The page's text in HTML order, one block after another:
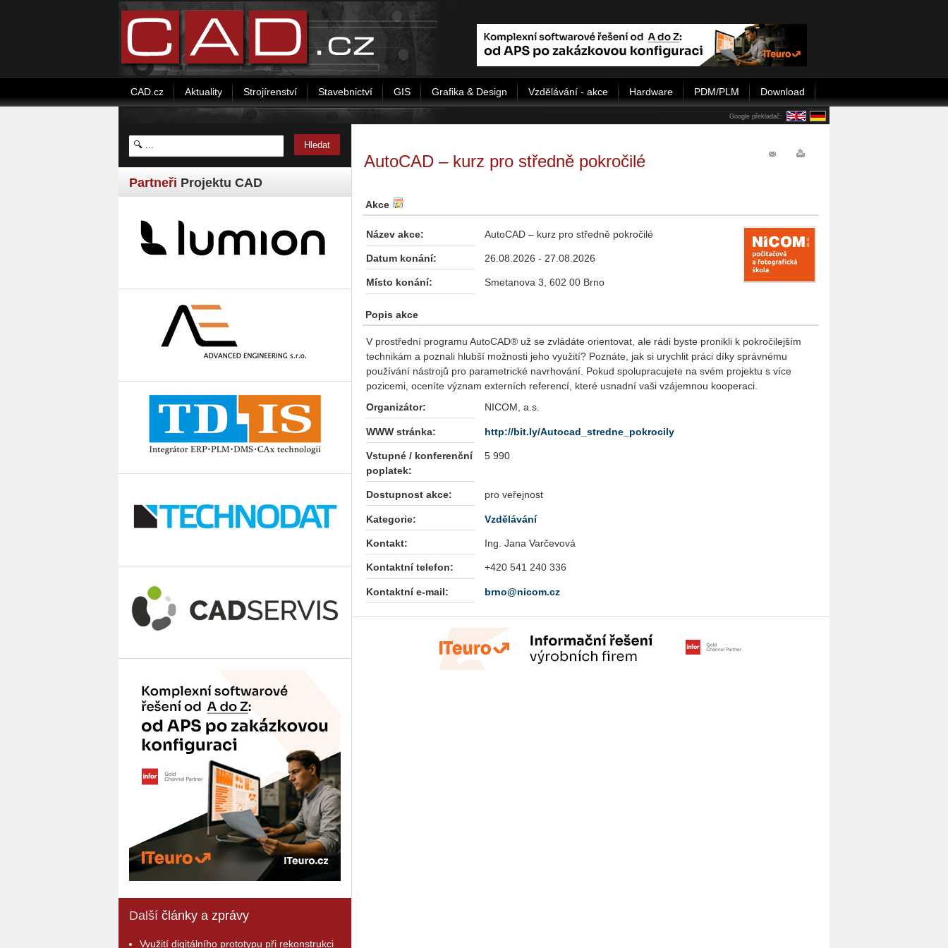
CAD.cz Aktuality Strojírenství Stavebnictví GIS Grafika & Design Vzdělávání - akce Hardware PDM/PLM Download
Google překladač:
Partneři Projektu CAD
Další články a zprávy
Využití digitálního prototypu při rekonstrukci
AutoCAD – kurz pro středně pokročilé
Akce
Název akce: AutoCAD – kurz pro středně pokročilé
Datum konání: 26.08.2026 - 27.08.2026
Místo konání: Smetanova 3, 602 00 Brno
Popis akce
V prostřední programu AutoCAD® už se zvládáte orientovat, ale rádi byste pronikli k pokročilejším
technikám a poznali hlubší možnosti jeho využití? Poznáte, jak si urychlit práci díky správnému
používání nástrojů pro parametrické navrhování. Pokud spolupracujete na svém projektu s více
pozicemi, oceníte význam externích referencí, které usnadní vaši vzájemnou kooperaci.
Organizátor:
NICOM, a.s.
WWW stránka: http://bit.ly/Autocad_stredne_pokrocily
Vstupné / konferenční
poplatek:
5 990
Dostupnost akce: pro veřejnost
Kategorie: Vzdělávání
Kontakt: Ing. Jana Varčevová
Kontaktní telefon: +420 541 240 336
Kontaktní e-mail: brno@nicom.cz